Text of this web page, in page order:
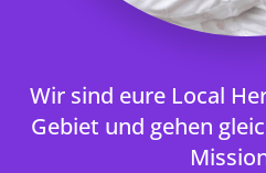
Wir sind eure Local
Gebiet und gehen